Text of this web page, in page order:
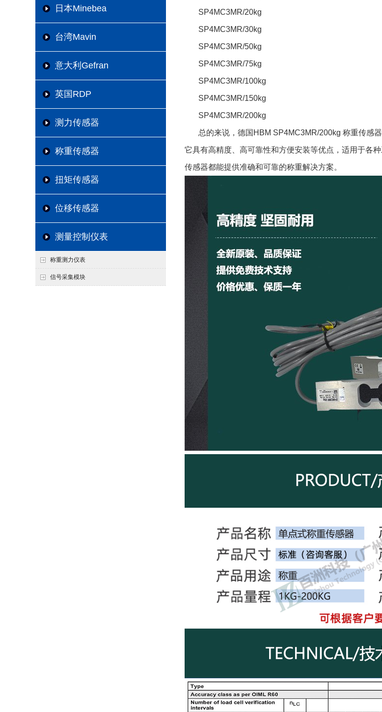
日本Minebea
台湾Mavin
意大利Gefran
英国RDP
测力传感器
称重传感器
扭矩传感器
位移传感器
测量控制仪表
称重测力仪表
信号采集模块
SP4MC3MR/20kg
SP4MC3MR/30kg
SP4MC3MR/50kg
SP4MC3MR/75kg
SP4MC3MR/100kg
SP4MC3MR/150kg
SP4MC3MR/200kg
总的来说，德国HBM SP4MC3MR/200kg 称重传感
它具有高精度、高可靠性和方便安装等优点，适用于各
传感器都能提供准确和可靠的称重解决方案。